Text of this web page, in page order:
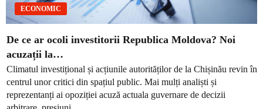
ECONOMIC
De ce ar ocoli investitorii Republica Moldova? Noi
acuzații la…
Climatul investițional și acțiunile autorităților de la Chișinău revin în
centrul unor critici din spațiul public. Mai mulți analiști și
reprezentanți ai opoziției acuză actuala guvernare de decizii